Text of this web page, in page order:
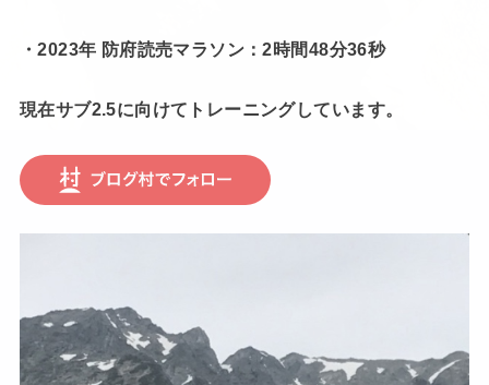
・2023年 防府読売マラソン：2時間48分36秒
現在サブ2.5に向けてトレーニングしています。